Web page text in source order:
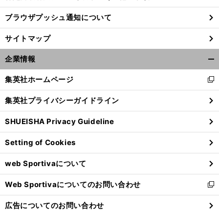
５
、
松
」
ブラウザプッシュ通知について
サイトマップ
企業情報
閉
る
集英社ホームページ
新
し
い
ウ
ィ
ン
ド
ウ
で
開
く
集英社プライバシーガイドライン
SHUEISHA Privacy Guideline
Setting of Cookies
web Sportivaについて
Web Sportivaについてのお問い合わせ
新
し
い
広告についてのお問い合わせ